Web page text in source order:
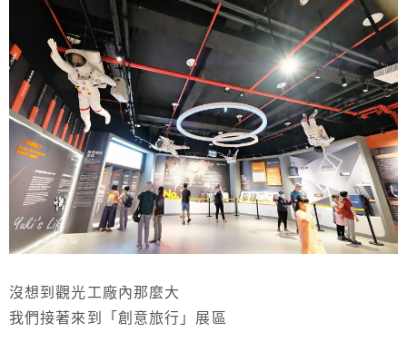
沒想到觀光工廠內那麼大
我們接著來到「創意旅行」展區